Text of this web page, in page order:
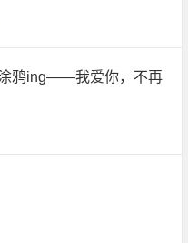
鸦ing——我爱你，不再